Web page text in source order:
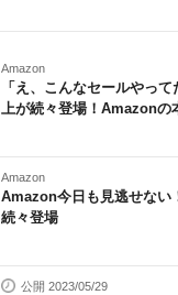
Amazon
「え、こんなセールやっ
上が続々登場！Amazonの
Amazon
Amazon今日も見逃せない
続々登場
公開 2023/05/29